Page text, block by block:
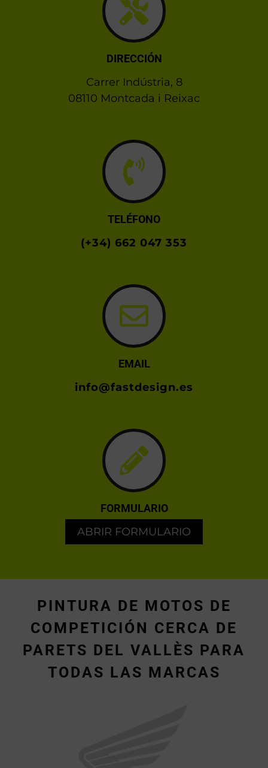
DIRECCIÓN
Carrer Indústria, 8
08110 Montcada i Reixac
TELÉFONO
(+34) 662 047 353
EMAIL
info@fastdesign.es
FORMULARIO
ABRIR FORMULARIO
PINTURA DE MOTOS DE
COMPETICIÓN CERCA DE
PARETS DEL VALLÈS PARA
TODAS LAS MARCAS